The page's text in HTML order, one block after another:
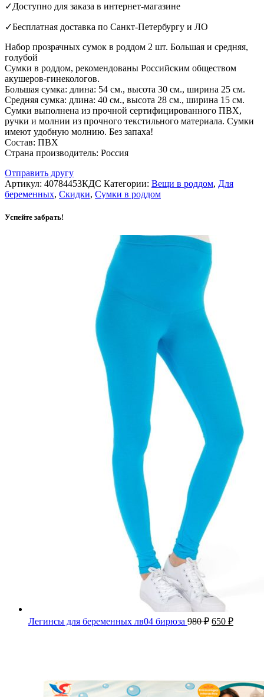
✓Доступно для заказа в интернет-магазине
✓Бесплатная доставка по Санкт-Петербургу и ЛО
Набор прозрачных сумок в роддом 2 шт. Большая и средняя,
голубой
Сумки в роддом, рекомендованы Российским обществом
акушеров-гинекологов.
Большая сумка: длина: 54 см., высота 30 см., ширина 25 см.
Средняя сумка: длина: 40 см., высота 28 см., ширина 15 см.
Сумки выполнена из прочной сертифицированного ПВХ,
ручки и молнии из прочного текстильного материала. Сумки
имеют удобную молнию. Без запаха!
Состав: ПВХ
Страна производитель: Россия
Отправить другу
Артикул: 40784453КДС Категории: Вещи в роддом, Для
беременных, Скидки, Сумки в роддом
Успейте забрать!
Легинсы для беременных лв04 бирюза 980₽ 650 ₽